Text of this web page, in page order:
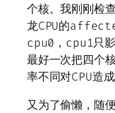
个核。我刚刚检
龙CPU的
cpu0，cpu1只
最好一次把四个
率不同对CPU造成
又为了偷懒，随